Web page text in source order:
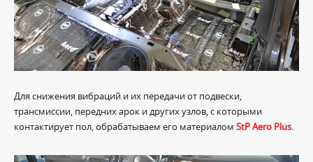
Для снижения вибраций и их передачи от подвески,
трансмиссии, передних арок и других узлов, с которыми
контактирует пол, обрабатываем его материалом StP Aero Plus.